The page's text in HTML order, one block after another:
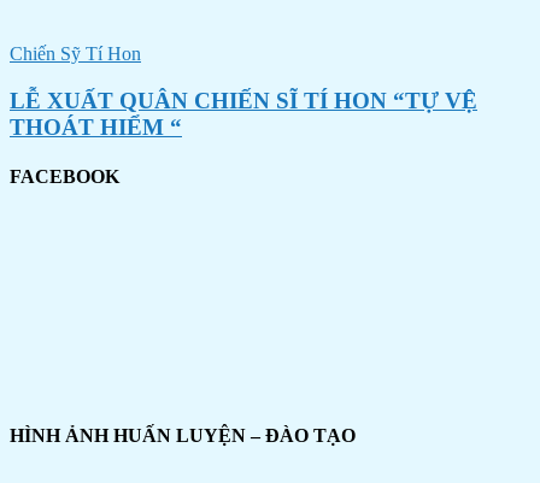
Chiến Sỹ Tí Hon
LỄ XUẤT QUÂN CHIẾN SĨ TÍ HON “TỰ VỆ
THOÁT HIỂM “
FACEBOOK
HÌNH ẢNH HUẤN LUYỆN – ĐÀO TẠO